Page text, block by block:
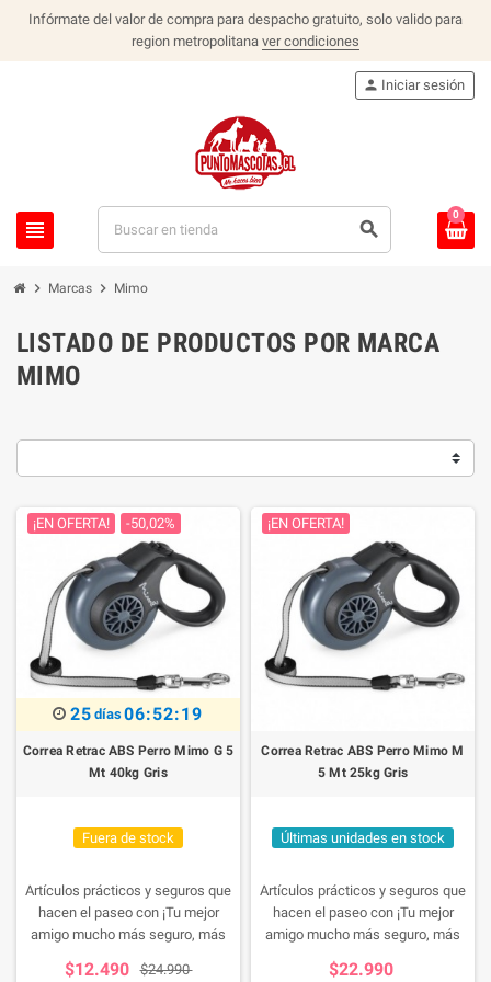
Infórmate del valor de compra para despacho gratuito, solo valido para
region metropolitana ver condiciones
view_headline search
person Iniciar sesión
0
chevron_right Marcas chevron_right Mimo
LISTADO DE PRODUCTOS POR MARCA
MIMO
¡EN OFERTA! -50,02%
25 días06:52:18
Correa Retrac ABS Perro Mimo G 5
Mt 40kg Gris
Fuera de stock
Artículos prácticos y seguros que
hacen el paseo con ¡Tu mejor
amigo mucho más seguro, más
Correa Retráctil para Perros 5
$12.490 $24.990
¡EN OFERTA!
Correa Retrac ABS Perro Mimo M
5 Mt 25kg Gris
Últimas unidades en stock
Artículos prácticos y seguros que
hacen el paseo con ¡Tu mejor
amigo mucho más seguro, más
Correa Retráctil para Perros 5
$22.990